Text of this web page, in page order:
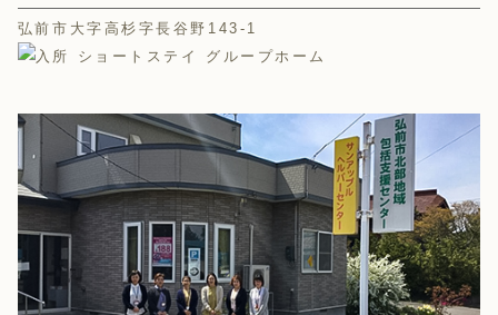
弘前市大字高杉字長谷野143-1